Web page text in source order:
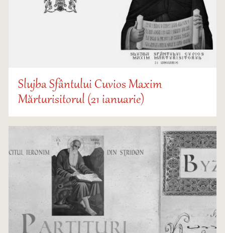
Slujba Sfântului Cuvios Maxim
Mărturisitorul (21 ianuarie)